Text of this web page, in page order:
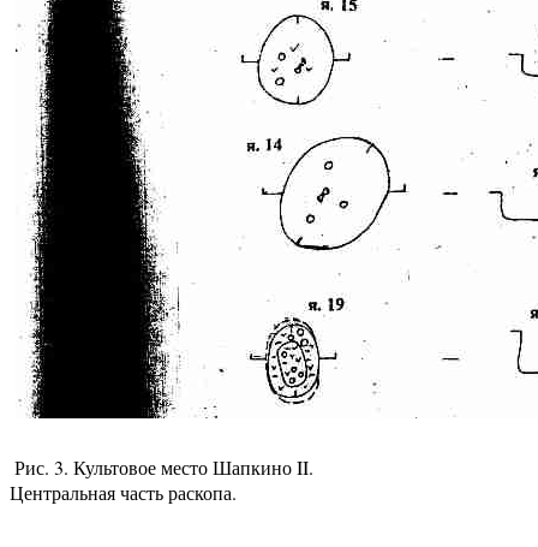
Рис. 3. Культовое место Шапкино II.
Центральная часть раскопа.